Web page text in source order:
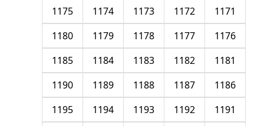
1171
1172
1173
1174
1175
1176
1177
1178
1179
1180
1181
1182
1183
1184
1185
1186
1187
1188
1189
1190
1191
1192
1193
1194
1195